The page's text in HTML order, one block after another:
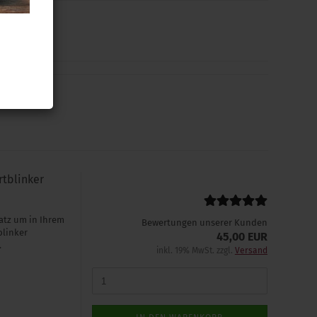
um in Ihrem
Bewertungen unserer Kunden
45,00 EUR
inkl. 19% MwSt. zzgl. Versand